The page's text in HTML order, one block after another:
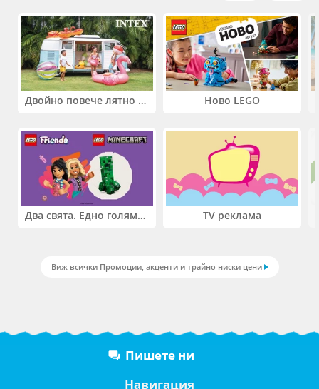
Двойно повече лятно забавление! Купи 2 продукта INTEX и вземи -33%
Два свята. Едно голямо приключение. Купи 2 продукта LEGO® Friends и/или LEGO® Minecraft и вземи -27%
Ново LEGO
TV реклама
Виж всички Промоции, акценти и трайно ниски цени
Пишете ни
Навигация